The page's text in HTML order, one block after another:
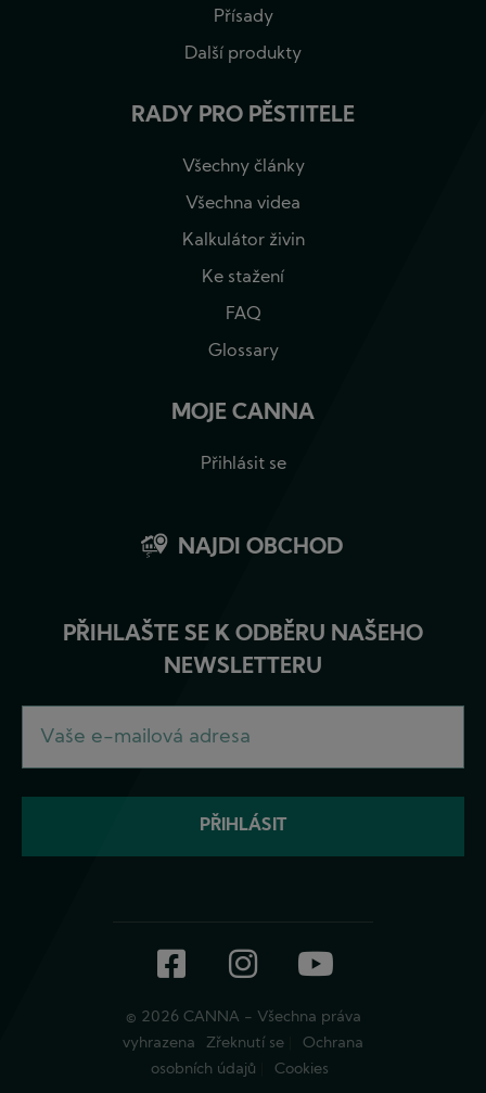
Přísady
Další produkty
RADY PRO PĚSTITELE
Všechny články
Všechna videa
Kalkulátor živin
Ke stažení
FAQ
Glossary
MOJE CANNA
Přihlásit se
NAJDI OBCHOD
PŘIHLAŠTE SE K ODBĚRU NAŠEHO
NEWSLETTERU
FacebookInstagram
YouTube
© 2026 CANNA - Všechna práva
vyhrazena
Zřeknutí se
Ochrana
osobních údajů
Cookies